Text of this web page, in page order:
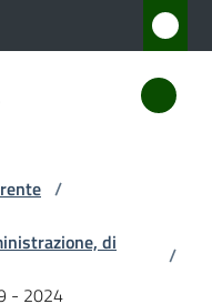
/
di
/
- 2024